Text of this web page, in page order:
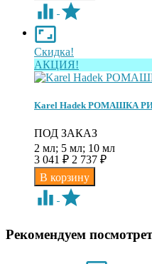
Скидка!
АКЦИЯ!
Karel Hadek РОМАШКА
ПОД ЗАКАЗ
2 мл; 5 мл; 10 мл
3 041
₽ 2 737 ₽
Рекомендуем